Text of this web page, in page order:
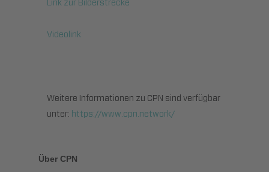
Link zur Bilderstrecke
Videolink
Weitere Informationen zu CPN sind verfügbar
unter: https://www.cpn.network/
Über CPN